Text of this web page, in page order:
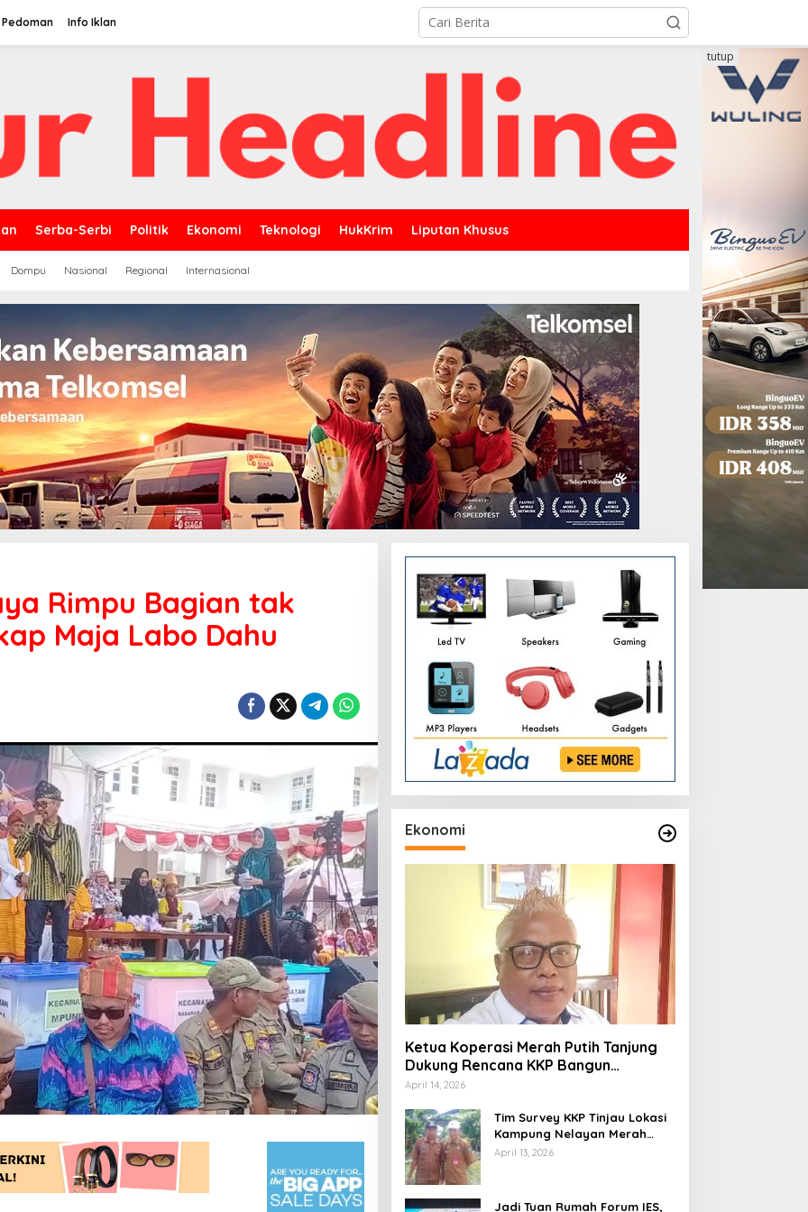
Pedoman Info Iklan
Serba-Serbi Politik Ekonomi Teknologi HukKrim Liputan Khusus
Dompu Nasional Regional Internasional
tutup
Rimpu Bagian tak
Maja Labo Dahu
Ekonomi
Ketua Koperasi Merah Putih Tanjung
Dukung Rencana KKP Bangun
Kampung Nelayan di Eks TPI
April 14, 2026
Tim Survey KKP Tinjau Lokasi
Kampung Nelayan Merah
Putih di Kelurahan Kolo
April 13, 2026
Jadi Tuan Rumah Forum IES,